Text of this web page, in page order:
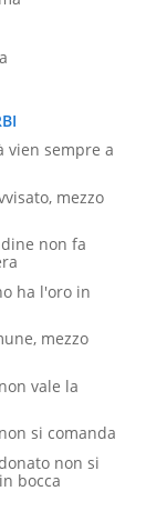
vien sempre a
mezzo
non fa
ha l'oro in
mezzo
vale la
si comanda
non si
bocca